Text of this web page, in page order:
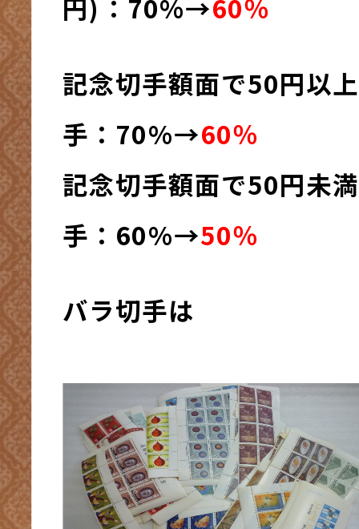
円)：70%→60％
記念切手額面で50円以
手：70%→60％
記念切手額面で50円未
手：60%→50％
バラ切手は